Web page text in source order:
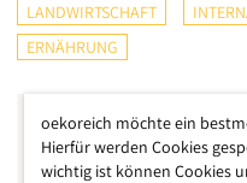
LANDWIRTSCHAFT
ERNÄHRUNG
oekoreich möchte ein
Hierfür werden Cookies
wichtig ist können Cookies